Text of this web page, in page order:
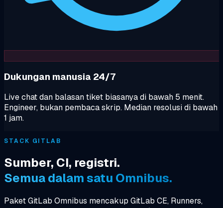
Dukungan manusia 24/7
Live chat dan balasan tiket biasanya di bawah 5 menit.
Engineer, bukan pembaca skrip. Median resolusi di bawah
1 jam.
STACK GITLAB
Sumber, CI, registri.
Semua dalam satu Omnibus.
Paket GitLab Omnibus mencakup GitLab CE, Runners,